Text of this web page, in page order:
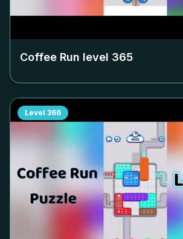
Coffee Run level 365
Level 366